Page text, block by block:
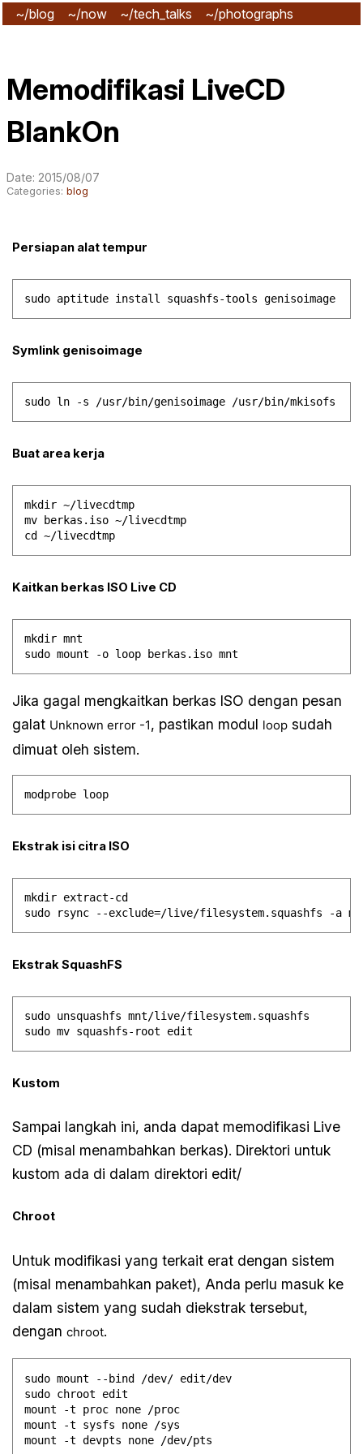
~/blog ~/now ~/tech_talks
~/photographs
Memodifikasi LiveCD
BlankOn
Date: 2015/08/07
Categories:blog
Persiapan alat tempur
Symlink genisoimage
Buat area kerja
mkdir ~/livecdtmp
mv berkas.iso ~/livecdtmp
Kaitkan berkas ISO Live CD
mkdir mnt
Jika gagal mengkaitkan berkas ISO dengan pesan
galat Unknown error -1, pastikan modul loop sudah
dimuat oleh sistem.
Ekstrak isi citra ISO
mkdir extract-cd
Ekstrak SquashFS
sudo unsquashfs mnt/live/filesystem.squashfs
Kustom
Sampai langkah ini, anda dapat memodifikasi Live
CD (misal menambahkan berkas). Direktori untuk
kustom ada di dalam direktori edit/
Chroot
Untuk modifikasi yang terkait erat dengan sistem
(misal menambahkan paket), Anda perlu masuk ke
dalam sistem yang sudah diekstrak tersebut,
denganchroot.
sudo mount --bind /dev/ edit/dev
sudo chroot edit
mount -t proc none /proc
mount -t sysfs none /sys